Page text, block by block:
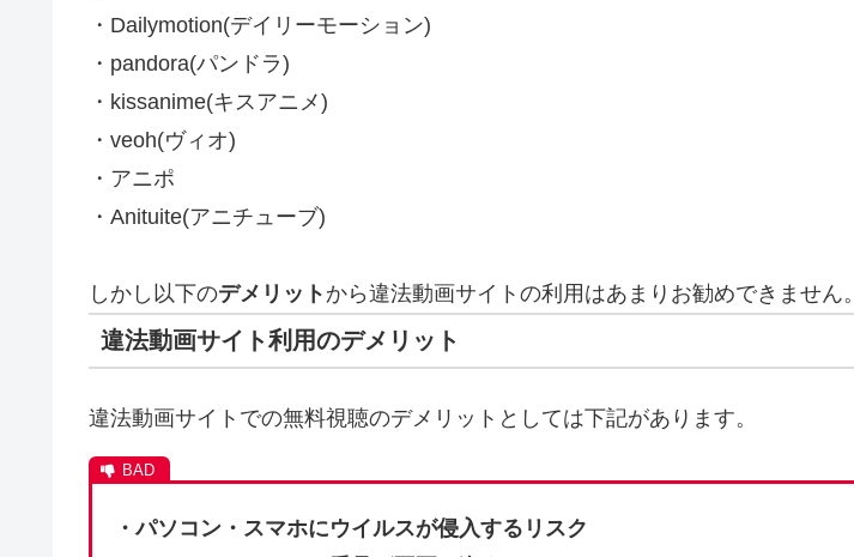
・Dailymotion(デイリーモーション)
・pandora(パンドラ)
・kissanime(キスアニメ)
・veoh(ヴィオ)
・アニポ
・Anituite(アニチューブ)
しかし以下のデメリット から違法動画サイトの利用はあまりお勧めできません。
違法動画サイト利用のデメリット
違法動画サイトでの無料視聴のデメリットとしては下記があります。
・パソコン・スマホにウイルスが侵入するリスク